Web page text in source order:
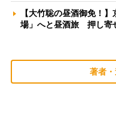
【大竹聡の昼酒御免！
場」へと昼酒旅 押し寄
著者